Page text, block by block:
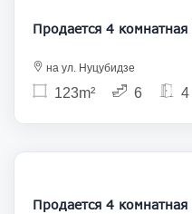
на ул. Нуцубидзе
123m² 6 4